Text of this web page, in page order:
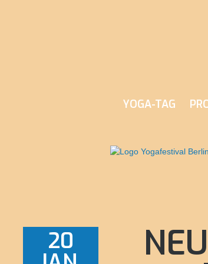
YOGA-TAG
20